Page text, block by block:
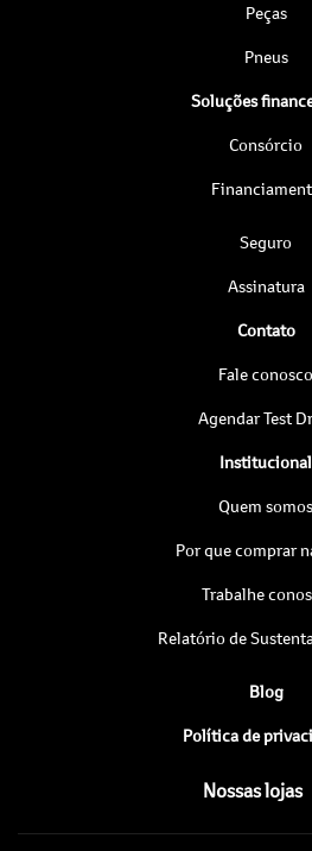
Peças
Pneus
Soluções
Consórcio
Seguro
Assinatura
Contato
Fale conosco
Agendar Test
Institucional
Quem somos
Por que comprar
Trabalhe
Relatório de
Blog
Política de
Nossas lojas